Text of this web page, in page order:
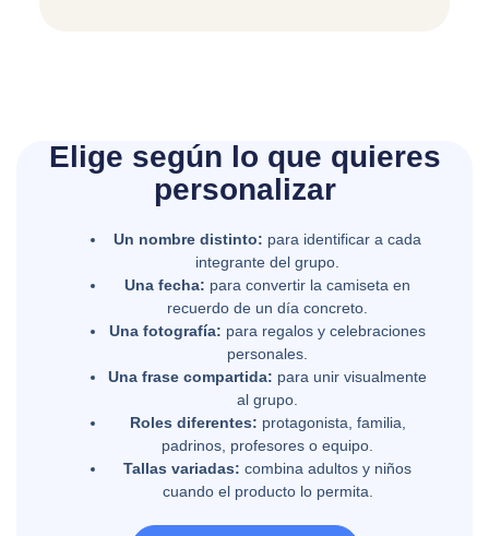
Elige según lo que quieres
personalizar
Un nombre distinto: para identificar a cada
integrante del grupo.
Una fecha: para convertir la camiseta en
recuerdo de un día concreto.
Una fotografía: para regalos y celebraciones
personales.
Una frase compartida: para unir visualmente
al grupo.
Roles diferentes: protagonista, familia,
padrinos, profesores o equipo.
Tallas variadas: combina adultos y niños
cuando el producto lo permita.